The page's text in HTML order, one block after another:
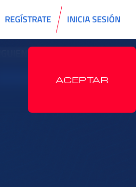
REGÍSTRATE INICIA SESIÓN
SIGUIENTES
VER AHORA
ACEPTAR